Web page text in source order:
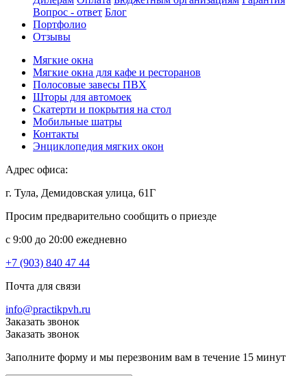
Вопрос - ответ Блог
Портфолио
Отзывы
Мягкие окна
Мягкие окна для кафе и ресторанов
Полосовые завесы ПВХ
Шторы для автомоек
Скатерти и покрытия на стол
Мобильные шатры
Контакты
Энциклопедия мягких окон
Адрес офиса:
г. Тула, Демидовская улица, 61Г
Просим предварительно сообщить о приезде
c 9:00 до 20:00 ежедневно
+7 (903) 840 47 44
Почта для связи
info@practikpvh.ru
Заказать звонок
Заказать звонок
Заполните форму и мы перезвоним вам в течение 15 минут